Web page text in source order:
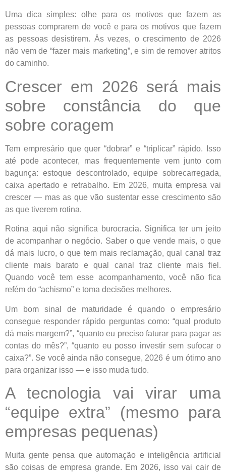
Uma dica simples: olhe para os motivos que fazem as
pessoas comprarem de você e para os motivos que fazem
as pessoas desistirem. Às vezes, o crescimento de 2026
não vem de “fazer mais marketing”, e sim de remover atritos
do caminho.
Crescer em 2026 será mais
sobre constância do que
sobre coragem
Tem empresário que quer “dobrar” e “triplicar” rápido. Isso
até pode acontecer, mas frequentemente vem junto com
bagunça: estoque descontrolado, equipe sobrecarregada,
caixa apertado e retrabalho. Em 2026, muita empresa vai
crescer — mas as que vão sustentar esse crescimento são
as que tiverem rotina.
Rotina aqui não significa burocracia. Significa ter um jeito
de acompanhar o negócio. Saber o que vende mais, o que
dá mais lucro, o que tem mais reclamação, qual canal traz
cliente mais barato e qual canal traz cliente mais fiel.
Quando você tem esse acompanhamento, você não fica
refém do “achismo” e toma decisões melhores.
Um bom sinal de maturidade é quando o empresário
consegue responder rápido perguntas como: “qual produto
dá mais margem?”, “quanto eu preciso faturar para pagar as
contas do mês?”, “quanto eu posso investir sem sufocar o
caixa?”. Se você ainda não consegue, 2026 é um ótimo ano
para organizar isso — e isso muda tudo.
A tecnologia vai virar uma
“equipe extra” (mesmo para
empresas pequenas)
Muita gente pensa que automação e inteligência artificial
são coisas de empresa grande. Em 2026, isso vai cair de